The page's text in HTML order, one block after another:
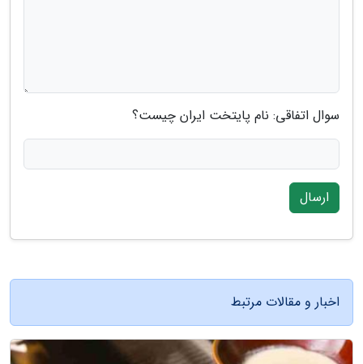
سوال اتفاقی: نام پایتخت ایران چیست؟
ارسال
اخبار و مقالات مرتبط